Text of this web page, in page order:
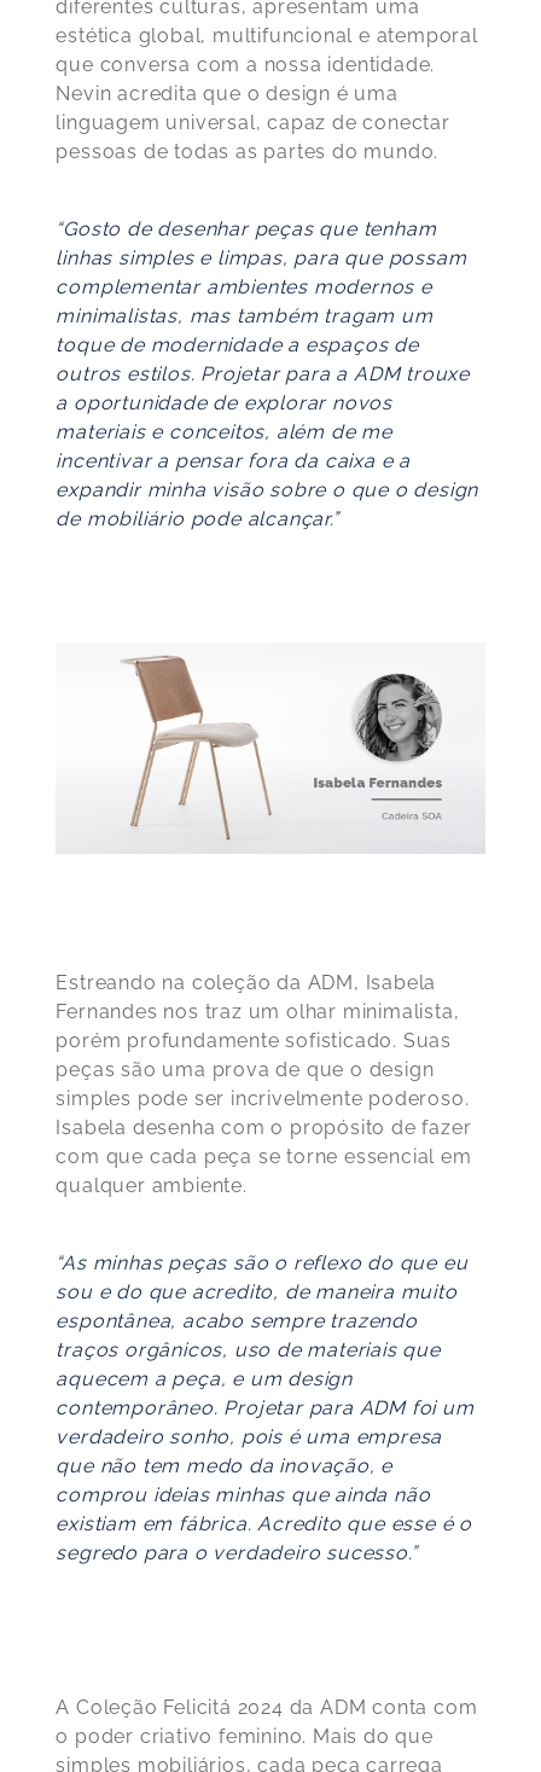
diferentes culturas, apresentam uma
estética global, multifuncional e atemporal
que conversa com a nossa identidade.
Nevin acredita que o design é uma
linguagem universal, capaz de conectar
pessoas de todas as partes do mundo.
“Gosto de desenhar peças que tenham
linhas simples e limpas, para que possam
complementar ambientes modernos e
minimalistas, mas também tragam um
toque de modernidade a espaços de
outros estilos. Projetar para a ADM trouxe
a oportunidade de explorar novos
materiais e conceitos, além de me
incentivar a pensar fora da caixa e a
expandir minha visão sobre o que o design
de mobiliário pode alcançar.”
Estreando na coleção da ADM, Isabela
Fernandes nos traz um olhar minimalista,
porém profundamente sofisticado. Suas
peças são uma prova de que o design
simples pode ser incrivelmente poderoso.
Isabela desenha com o propósito de fazer
com que cada peça se torne essencial em
qualquer ambiente.
“As minhas peças são o reflexo do que eu
sou e do que acredito, de maneira muito
espontânea, acabo sempre trazendo
traços orgânicos, uso de materiais que
aquecem a peça, e um design
contemporâneo. Projetar para ADM foi um
verdadeiro sonho, pois é uma empresa
que não tem medo da inovação, e
comprou ideias minhas que ainda não
existiam em fábrica. Acredito que esse é o
segredo para o verdadeiro sucesso.”
A Coleção Felicitá 2024 da ADM conta com
o poder criativo feminino. Mais do que
simples mobiliários, cada peça carrega